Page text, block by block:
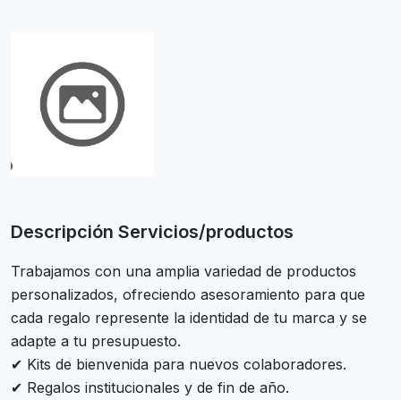
Descripción Servicios/productos
Trabajamos con una amplia variedad de productos
personalizados, ofreciendo asesoramiento para que
cada regalo represente la identidad de tu marca y se
adapte a tu presupuesto.
✔ Kits de bienvenida para nuevos colaboradores.
✔ Regalos institucionales y de fin de año.